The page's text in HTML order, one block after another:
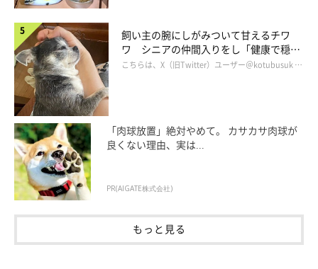
飼い主の腕にしがみついて甘えるチワ
ワ シニアの仲間入りをし「健康で穏や
かな暮らしが続いてほしい」と願う
こちらは、X（旧Twitter）ユーザー＠kotubusuk …
「肉球放置」絶対やめて。 カサカサ肉球が
良くない理由、実は...
PR(AIGATE株式会社)
もっと見る